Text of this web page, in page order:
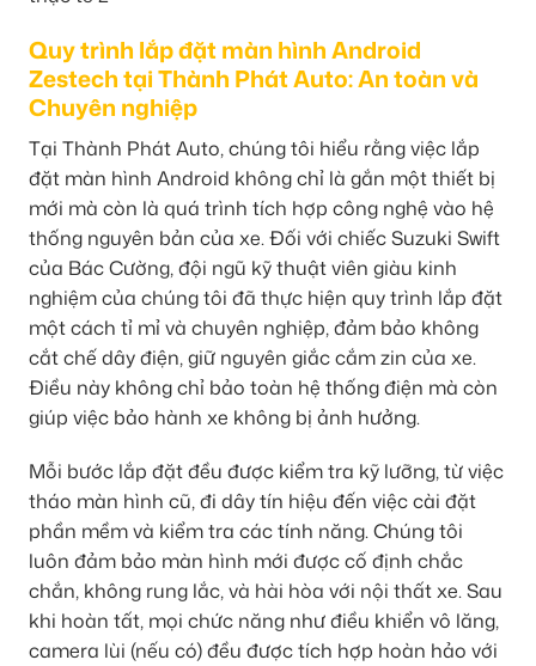
Quy trình lắp đặt màn hình Android
Zestech tại Thành Phát Auto: An toàn và
Chuyên nghiệp
Tại Thành Phát Auto, chúng tôi hiểu rằng việc lắp
đặt màn hình Android không chỉ là gắn một thiết bị
mới mà còn là quá trình tích hợp công nghệ vào hệ
thống nguyên bản của xe. Đối với chiếc Suzuki Swift
của Bác Cường, đội ngũ kỹ thuật viên giàu kinh
nghiệm của chúng tôi đã thực hiện quy trình lắp đặt
một cách tỉ mỉ và chuyên nghiệp, đảm bảo không
cắt chế dây điện, giữ nguyên giắc cắm zin của xe.
Điều này không chỉ bảo toàn hệ thống điện mà còn
giúp việc bảo hành xe không bị ảnh hưởng.
Mỗi bước lắp đặt đều được kiểm tra kỹ lưỡng, từ việc
tháo màn hình cũ, đi dây tín hiệu đến việc cài đặt
phần mềm và kiểm tra các tính năng. Chúng tôi
luôn đảm bảo màn hình mới được cố định chắc
chắn, không rung lắc, và hài hòa với nội thất xe. Sau
khi hoàn tất, mọi chức năng như điều khiển vô lăng,
camera lùi (nếu có) đều được tích hợp hoàn hảo với